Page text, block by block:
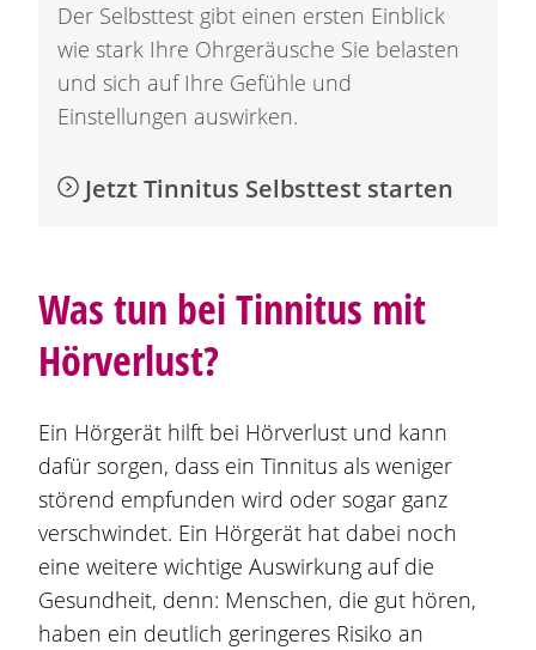
Der Selbsttest gibt einen ersten Einblick
wie stark Ihre Ohrgeräusche Sie belasten
und sich auf Ihre Gefühle und
Einstellungen auswirken.
Jetzt Tinnitus Selbsttest starten
Was tun bei Tinnitus mit
Hörverlust?
Ein Hörgerät hilft bei Hörverlust und kann
dafür sorgen, dass ein Tinnitus als weniger
störend empfunden wird oder sogar ganz
verschwindet. Ein Hörgerät hat dabei noch
eine weitere wichtige Auswirkung auf die
Gesundheit, denn: Menschen, die gut hören,
haben ein deutlich geringeres Risiko an